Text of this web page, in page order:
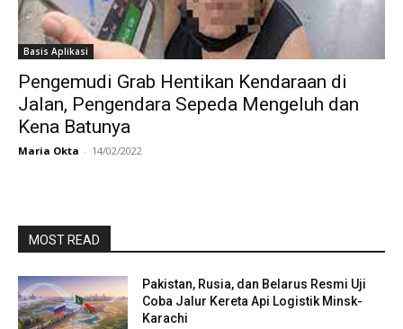
Basis Aplikasi
Pengemudi Grab Hentikan Kendaraan di
Jalan, Pengendara Sepeda Mengeluh dan
Kena Batunya
Maria Okta - 14/02/2022
MOST READ
Pakistan, Rusia, dan Belarus Resmi Uji
Coba Jalur Kereta Api Logistik Minsk-
Karachi